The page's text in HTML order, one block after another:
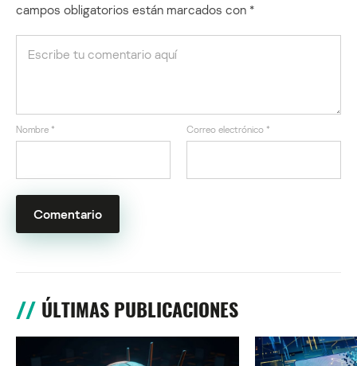
campos obligatorios están marcados con *
Nombre * Correo electrónico *
ÚLTIMAS PUBLICACIONES